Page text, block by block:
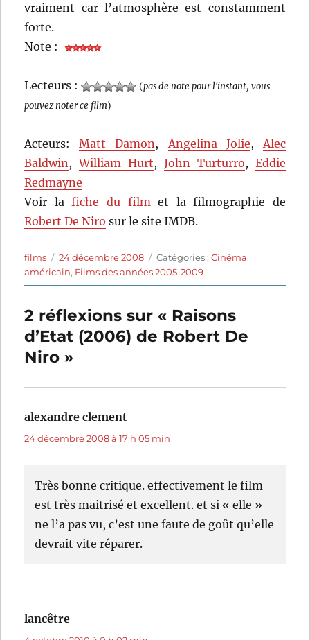
vraiment car l’atmosphère est constamment
forte.
Note :
Lecteurs : (pas de note pour l'instant, vous
pouvez noter ce film)
Acteurs:Matt Damon,Angelina Jolie,Alec
Baldwin,William Hurt, John Turturro, Eddie
Redmayne
Voir lafiche du filmet la filmographie de
Robert De Niro sur le site IMDB.
Auteur
films
Publié
le
24 décembre 2008 Catégories
Catégories :Cinéma
américain, Films des années 2005-2009
2 réflexions sur « Raisons
d’Etat (2006) de Robert De
Niro »
alexandre clement
24 décembre 2008 à 17 h 05 min
Très bonne critique. effectivement le film
est très maitrisé et excellent. et si « elle »
ne l’a pas vu, c’est une faute de goût qu’elle
devrait vite réparer.
lancêtre